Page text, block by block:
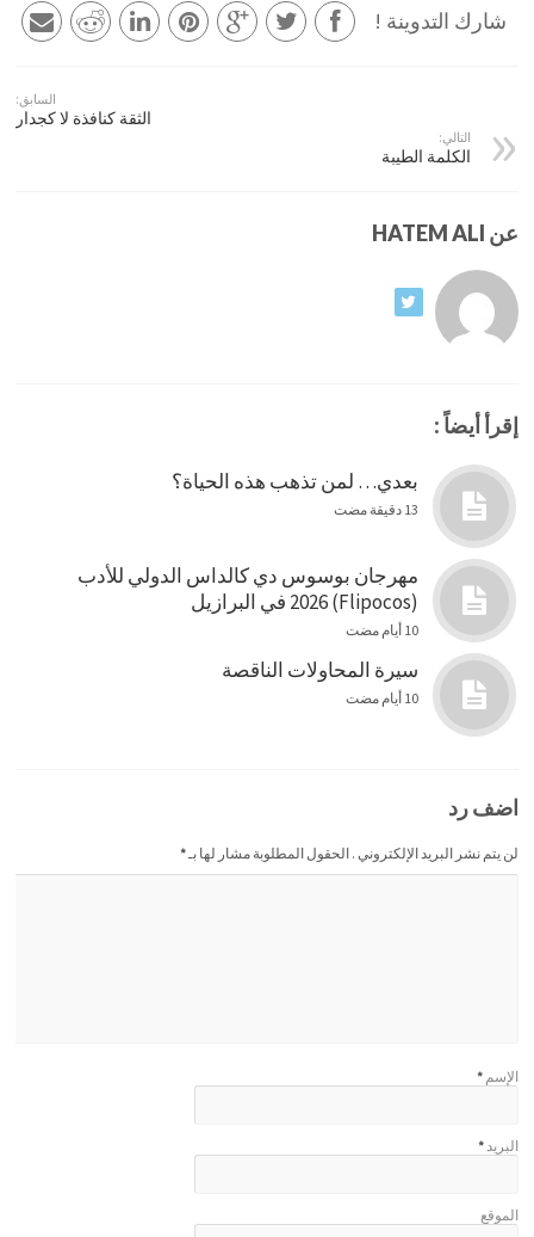
شارك التدوينة !
السابق:
الثقة كنافذة لا كجدار
التالي:
الكلمة الطيبة
عن HATEM ALI
إقرأ أيضاً :
بعدي… لمن تذهب هذه الحياة؟
13 دقيقة مضت
مهرجان بوسوس دي كالداس الدولي للأدب
(Flipocos) 2026 في البرازيل
10 أيام مضت
سيرة المحاولات الناقصة
10 أيام مضت
اضف رد
لن يتم نشر البريد الإلكتروني . الحقول المطلوبة مشار لها بـ*
الإسم *
البريد*
الموقع